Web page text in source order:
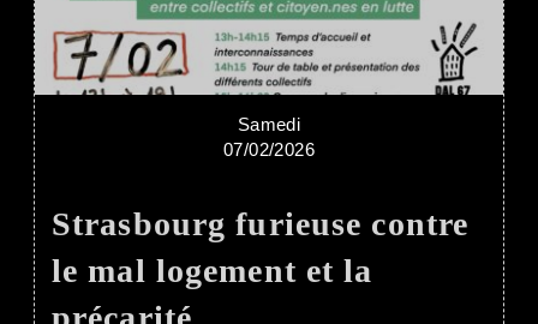
Samedi
07/02/2026
Strasbourg furieuse contre
le mal logement et la